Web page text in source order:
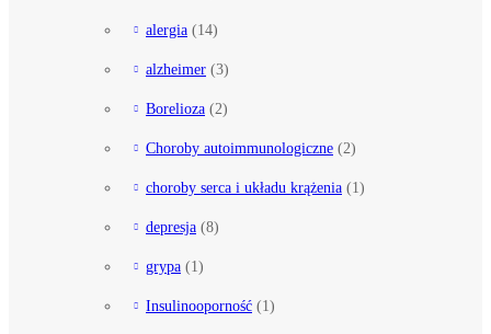
alergia (14)
alzheimer (3)
Borelioza (2)
Choroby autoimmunologiczne (2)
choroby serca i układu krążenia (1)
depresja (8)
grypa (1)
Insulinooporność (1)